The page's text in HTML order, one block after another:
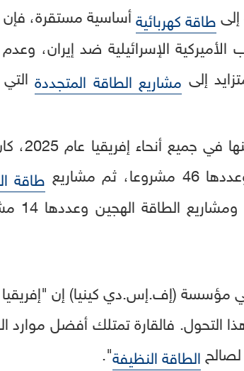
طاقة كهربائيةأساسية مستقرة، فإن
الأميركية الإسرائيلية ضد إيران،
إلى مشاريع الطاقة المتجددة
مشاريع
طاقة
مؤسسة (إف.إس.دي كينيا) إن
فالقارة تمتلك أفضل موارد
الطاقة النظيفة".